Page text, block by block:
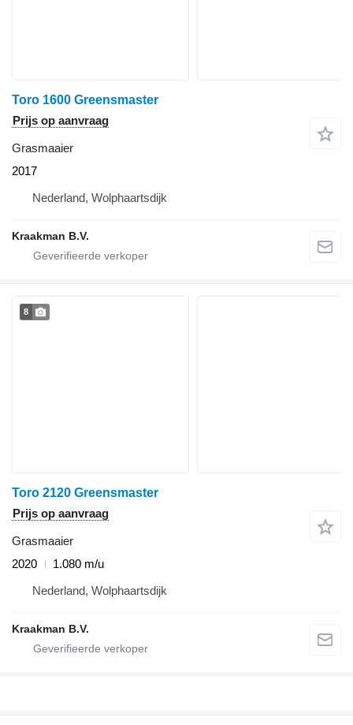
Toro 1600 Greensmaster
Prijs op aanvraag
Grasmaaier
2017
Nederland, Wolphaartsdijk
Kraakman B.V.
8
Toro 2120 Greensmaster
Prijs op aanvraag
Grasmaaier
2020
1.080 m/u
Nederland, Wolphaartsdijk
Kraakman B.V.